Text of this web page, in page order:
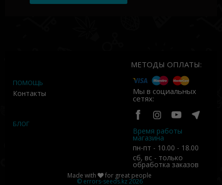
Made with for great people
© errors-seeds.kz2026
ПОМОЩЬ
Контакты
БЛОГ
МЕТОДЫ ОПЛАТЫ:
Мы в социальных
сетях:
Время работы
магазина
пн-пт - 10.00 - 18.00
сб, вс - только
обработка заказов